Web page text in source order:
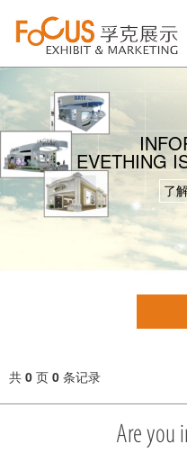
EVETHING
了
共 0 页 0 条记录
Are you